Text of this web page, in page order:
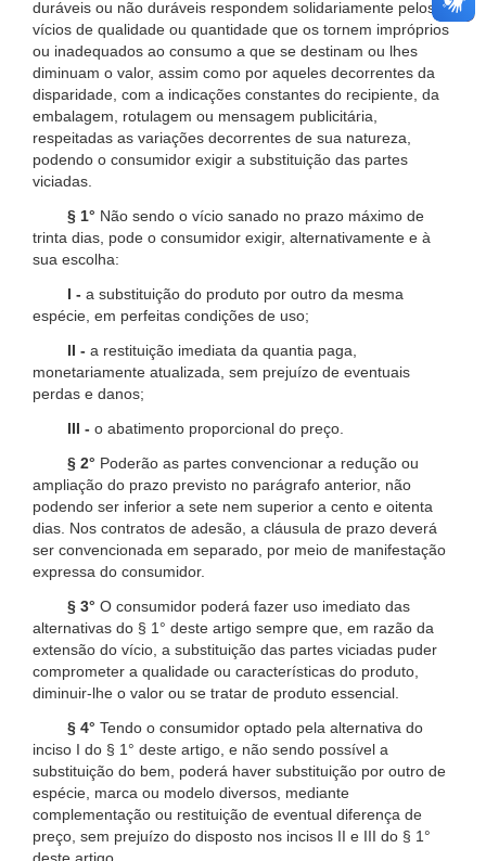
duráveis ou não duráveis respondem solidariamente pelos
vícios de qualidade ou quantidade que os tornem impróprios
ou inadequados ao consumo a que se destinam ou lhes
diminuam o valor, assim como por aqueles decorrentes da
disparidade, com a indicações constantes do recipiente, da
embalagem, rotulagem ou mensagem publicitária,
respeitadas as variações decorrentes de sua natureza,
podendo o consumidor exigir a substituição das partes
viciadas.
§ 1° Não sendo o vício sanado no prazo máximo de
trinta dias, pode o consumidor exigir, alternativamente e à
sua escolha:
I - a substituição do produto por outro da mesma
espécie, em perfeitas condições de uso;
II - a restituição imediata da quantia paga,
monetariamente atualizada, sem prejuízo de eventuais
perdas e danos;
III - o abatimento proporcional do preço.
§ 2° Poderão as partes convencionar a redução ou
ampliação do prazo previsto no parágrafo anterior, não
podendo ser inferior a sete nem superior a cento e oitenta
dias. Nos contratos de adesão, a cláusula de prazo deverá
ser convencionada em separado, por meio de manifestação
expressa do consumidor.
§ 3° O consumidor poderá fazer uso imediato das
alternativas do § 1° deste artigo sempre que, em razão da
extensão do vício, a substituição das partes viciadas puder
comprometer a qualidade ou características do produto,
diminuir-lhe o valor ou se tratar de produto essencial.
§ 4° Tendo o consumidor optado pela alternativa do
inciso I do § 1° deste artigo, e não sendo possível a
substituição do bem, poderá haver substituição por outro de
espécie, marca ou modelo diversos, mediante
complementação ou restituição de eventual diferença de
preço, sem prejuízo do disposto nos incisos II e III do § 1°
deste artigo.